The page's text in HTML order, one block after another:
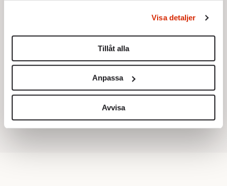
Du kan ändra eller dra tillbaka ditt samtycke när som
helst från cookie-förklaringen.
Vi använder enhetsidentifierare för att anpassa innehållet
för sociala medier och analysera vår trafik. Vi
vidarebefordrar även sådana identifierare och annan
information från din enhet till de sociala medier och
annons- och analysföretag som vi samarbetar med.
Dessa kan i sin tur kombinera informationen med annan
Visa detaljer
Tillåt alla
Anpassa
Avvisa